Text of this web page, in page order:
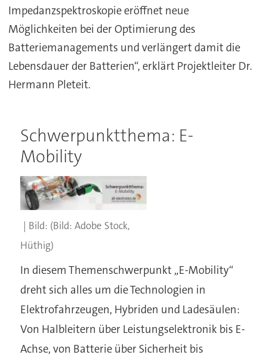
Impedanzspektroskopie eröffnet neue
Möglichkeiten bei der Optimierung des
Batteriemanagements und verlängert damit die
Lebensdauer der Batterien“, erklärt Projektleiter Dr.
Hermann Pleteit.
Schwerpunktthema: E-
Mobility
(Bild: Adobe Stock,
Hüthig)
In diesem Themenschwerpunkt „E-Mobility“
dreht sich alles um die Technologien in
Elektrofahrzeugen, Hybriden und Ladesäulen:
Von Halbleitern über Leistungselektronik bis E-
Achse, von Batterie über Sicherheit bis